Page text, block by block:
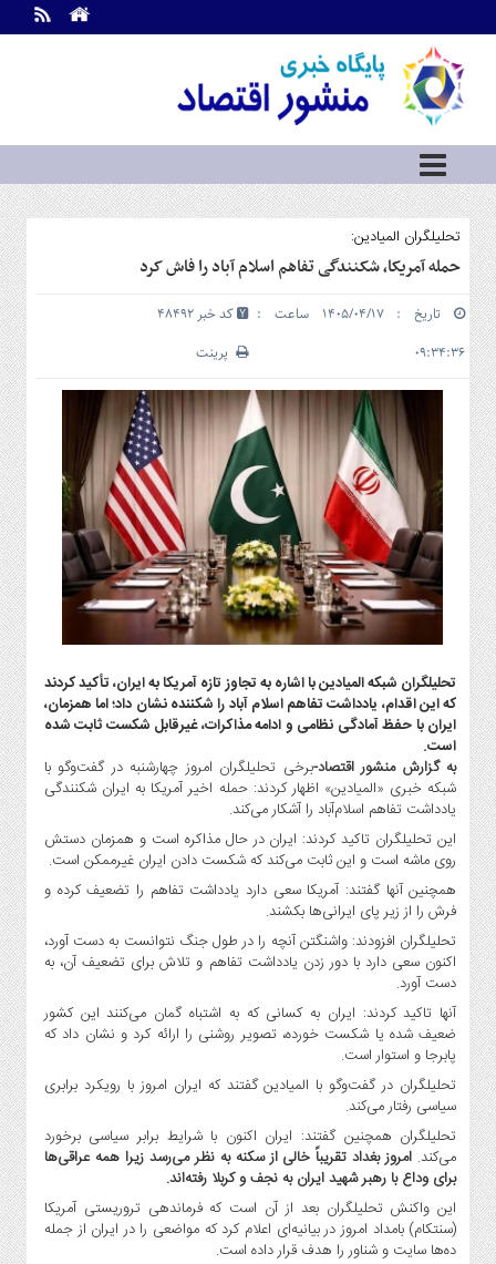
اطلاعات
تماس
ما
درباره
ما
سرویس
ها
خانه
سرمایه
و
بورس
و
شهری
گاز
و
پتروشیمی
صنعت
و
خودرو
آپ
و
فن
آوری
بانک
،
بیمه
و
ارز
دیجیتال
کشاورزی
و
صنایع
غذایی
سیاسی
و
بین
الملل
نگاه
روز
گوناگون
تحلیلگران المیادین:
حمله آمریکا، شکنندگی تفاهم اسلام آباد را فاش کرد
تاریخ : ۱۴۰۵/۰۴/۱۷ ساعت :
۰۹:۳۴:۳۶
کد خبر 48492
پرینت
تحلیلگران شبکه المیادین با اشاره به تجاوز تازه آمریکا به ایران، تأکید کردند
که این اقدام، یادداشت تفاهم اسلام آباد را شکننده نشان داد؛ اما همزمان،
ایران با حفظ آمادگی نظامی و ادامه مذاکرات، غیرقابل شکست ثابت شده
است.
به گزارش منشور اقتصاد-برخی تحلیلگران امروز چهارشنبه در گفت‌وگو با
شبکه خبری «المیادین» اظهار کردند: حمله اخیر آمریکا به ایران شکنندگی
یادداشت تفاهم اسلام‌آباد را آشکار می‌کند.
این تحلیلگران تاکید کردند: ایران در حال مذاکره است و همزمان دستش
روی ماشه است و این ثابت می‌کند که شکست دادن ایران غیرممکن است.
همچنین آنها گفتند: آمریکا سعی دارد یادداشت تفاهم را تضعیف کرده و
فرش را از زیر پای ایرانی‌ها بکشند.
تحلیلگران افزودند: واشنگتن آنچه را در طول جنگ نتوانست به دست آورد،
اکنون سعی دارد با دور زدن یادداشت تفاهم و تلاش برای تضعیف آن، به
دست آورد.
آنها تاکید کردند: ایران به کسانی که به اشتباه گمان می‌کنند این کشور
ضعیف شده یا شکست خورده، تصویر روشنی را ارائه کرد و نشان داد که
پابرجا و استوار است.
تحلیلگران در گفت‌وگو با المیادین گفتند که ایران امروز با رویکرد برابری
سیاسی رفتار می‌کند.
تحلیلگران همچنین گفتند: ایران اکنون با شرایط برابر سیاسی برخورد
می‌کند. امروز بغداد تقریباً خالی از سکنه به نظر می‌رسد زیرا همه عراقی‌ها
برای وداع با رهبر شهید ایران به نجف و کربلا رفته‌اند.
این واکنش تحلیلگران بعد از آن است که فرماندهی تروریستی آمریکا
(سنتکام) بامداد امروز در بیانیه‌ای اعلام کرد که مواضعی را در ایران از جمله
ده‌ها سایت و شناور را هدف قرار داده است.